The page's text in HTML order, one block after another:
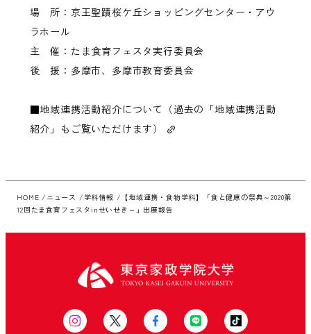
場 所：京王聖蹟桜ケ丘ショッピングセンター・アウ
ラホール
主 催：たま食育フェスタ実行委員会
後 援：多摩市、多摩市教育委員会
■地域連携活動紹介について（過去の「地域連携活動
紹介」もご覧いただけます）
HOME ニュース 学科情報
【地域連携・食物学科】「食と健康の祭典～2020第
12回たま食育フェスタinせいせき～」出展報告